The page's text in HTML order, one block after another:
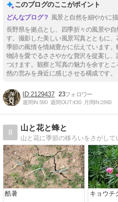
このブログのここがポイント
風景と自然を細やかに
長野県を拠点とし、四季折々の風景や
す。撮影した美しい風景写真とともに、
季節の風情を情緒豊かに伝えています
物詩を愛でるささやかな贅沢を提案し
つけます。観察と写真の魅力を余すと
然の営みを身近に感じさせる構成です。
2129437 23
週間IN:590 週間OUT:430 月間IN:2860
8
山と花と蜂と
酷暑 キョウチ